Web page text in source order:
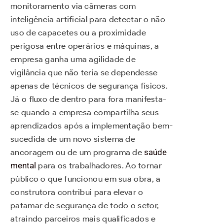
monitoramento via câmeras com
inteligência artificial para detectar o não
uso de capacetes ou a proximidade
perigosa entre operários e máquinas, a
empresa ganha uma agilidade de
vigilância que não teria se dependesse
apenas de técnicos de segurança físicos.
Já o fluxo de dentro para fora manifesta-
se quando a empresa compartilha seus
aprendizados após a implementação bem-
sucedida de um novo sistema de
ancoragem ou de um programa desaúde
mental para os trabalhadores. Ao tornar
público o que funcionou em sua obra, a
construtora contribui para elevar o
patamar de segurança de todo o setor,
atraindo parceiros mais qualificados e